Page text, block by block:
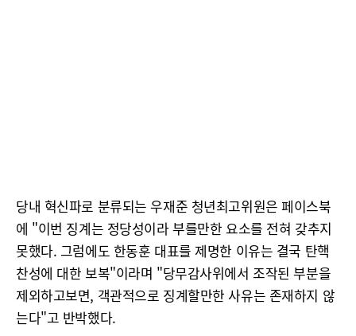
당내 혁신파로 분류되는 우재준 청년최고위원은 페이스북
에 "이번 징계는 정당성이라 부를만한 요소를 전혀 갖추지
못했다. 그럼에도 한동훈 대표를 제명한 이유는 결국 탄핵
찬성에 대한 보복"이라며 "당무감사위에서 조작된 부분을
제외하고보면, 객관적으로 징계할만한 사유는 존재하지 않
는다"고 반박했다.